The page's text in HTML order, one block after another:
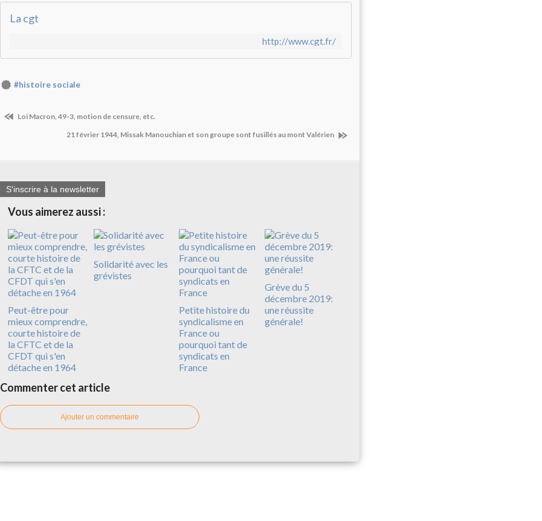
La cgt
http://www.cgt.fr/
#histoire sociale
Loi Macron, 49-3, motion de censure, etc.
21 février 1944, Missak Manouchian et son groupe sont fusillés au mont Valérien
S'inscrire à la newsletter
Vous aimerez aussi :
Peut-être pour
mieux comprendre,
courte histoire de
la CFTC et de la
CFDT qui s'en
détache en 1964
Solidarité avec les
grévistes
Petite histoire du
syndicalisme en
France ou
pourquoi tant de
syndicats en
France
Grève du 5
décembre 2019:
une réussite
générale!
Commenter cet article
Ajouter un commentaire